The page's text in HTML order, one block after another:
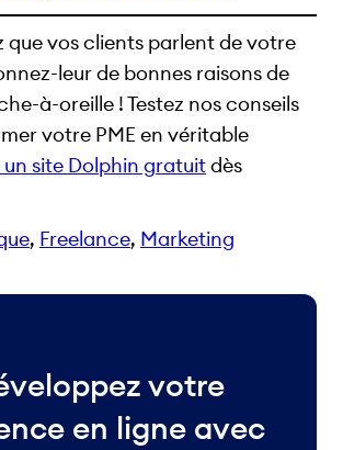
que vos clients parlent de votre
leur de bonnes raisons de
à-oreille ! Testez nos conseils
votre PME en véritable
site Dolphin gratuitdès
, Freelance, Marketing
votre
en ligne avec